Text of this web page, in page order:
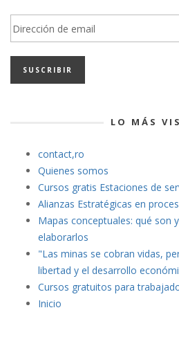
Dirección
de
email
LO MÁS
contact,ro
Quienes somos
Cursos gratis Estaciones de
Alianzas Estratégicas en
Mapas conceptuales: qué son
elaborarlos
"Las minas se cobran vidas,
libertad y el desarrollo
Cursos gratuitos para
Inicio